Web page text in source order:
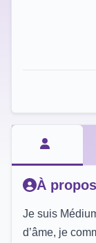
À
Je suis
d’âme, je